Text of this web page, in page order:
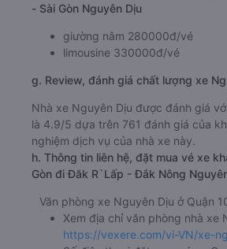
- Sài Gòn Nguyên Dịu
giường nằm 280000đ/vé
limousine 330000đ/vé
g. Review, đánh giá chất lượng xe
Nhà xe Nguyên Dịu được đánh giá
là 4.9/5 dựa trên 761 đánh giá của
nghiệm dịch vụ của nhà xe này.
h. Thông tin liên hệ, đặt mua vé xe
Gòn đi Đăk R`Lấp - Đắk Nông
Văn phòng xe Nguyên Dịu ở Quận
Xem địa chỉ văn phòng nhà xe
https://vexere.com/vi-VN/xe-